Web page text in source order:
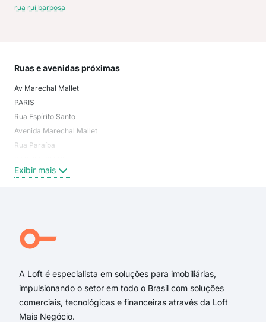
rua rui barbosa
Ruas e avenidas próximas
Av Marechal Mallet
PARIS
Rua Espírito Santo
Avenida Marechal Mallet
Rua Paraíba
Rua Campos Sales
Rua Doutor Nilo Peçanha
Rua Rodrigues Alves
Exibir mais
A Loft é especialista em soluções para imobiliárias,
impulsionando o setor em todo o Brasil com soluções
comerciais, tecnológicas e financeiras através da Loft
Mais Negócio.